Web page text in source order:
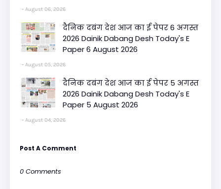
August 06, 2026
दैनिक दबंग देश आज का ई पेपर 6 अगस्त
2026 Dainik Dabang Desh Today's E
Paper 6 August 2026
August 05, 2026
दैनिक दबंग देश आज का ई पेपर 5 अगस्त
2026 Dainik Dabang Desh Today's E
Paper 5 August 2026
August 04, 2026
Post A Comment
0 Comments